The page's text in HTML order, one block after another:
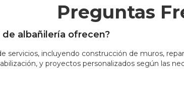
Preguntas
albañilería ofrecen?
servicios, incluyendo construcción de muros,
y proyectos personalizados según las